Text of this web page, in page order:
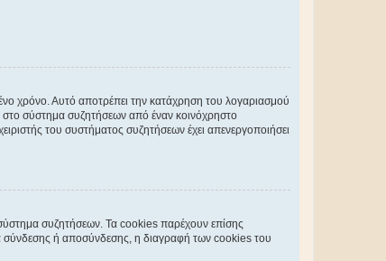
χρόνο. Αυτό αποτρέπει την κατάχρηση του λογαριασμού
στο σύστημα συζητήσεων από έναν κοινόχρηστο
του συστήματος συζητήσεων έχει απενεργοποιήσει
συζητήσεων. Τα cookies παρέχουν επίσης
σύνδεσης ή αποσύνδεσης, η διαγραφή των cookies του